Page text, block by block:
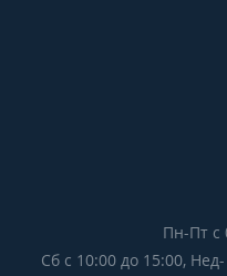
Пн-Пт с
Сб с 10:00 до 15:00,